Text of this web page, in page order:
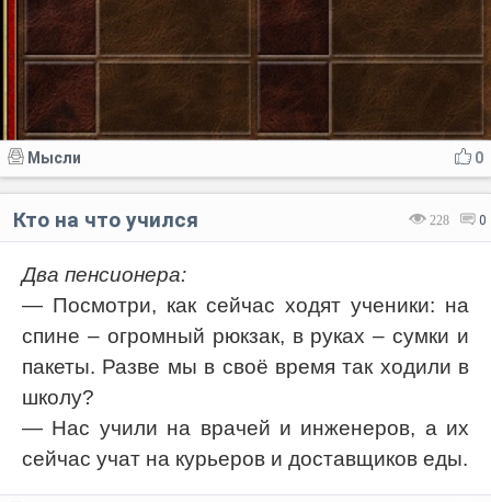
0
Мысли
228 0
Кто на что учился
Два пенсионера:
— Посмотри, как сейчас ходят ученики: на
спине – огромный рюкзак, в руках – сумки и
пакеты. Разве мы в своё время так ходили в
школу?
— Нас учили на врачей и инженеров, а их
сейчас учат на курьеров и доставщиков еды.